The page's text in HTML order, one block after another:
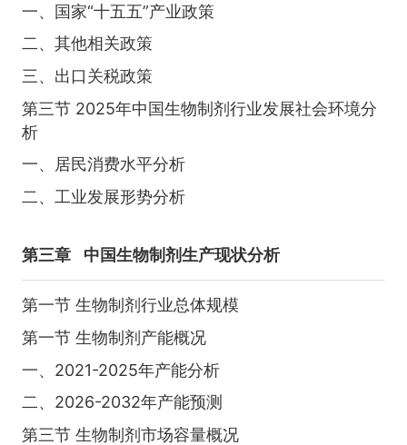
一、国家“十五五”产业政策
二、其他相关政策
三、出口关税政策
第三节 2025年中国生物制剂行业发展社会环境分
析
一、居民消费水平分析
二、工业发展形势分析
第三章 中国生物制剂生产现状分析
第一节 生物制剂行业总体规模
第一节 生物制剂产能概况
一、2021-2025年产能分析
二、2026-2032年产能预测
第三节 生物制剂市场容量概况